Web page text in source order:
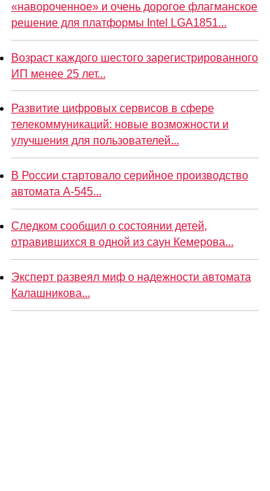
«навороченное» и очень дорогое флагманское
решение для платформы Intel LGA1851...
Возраст каждого шестого зарегистрированного
ИП менее 25 лет...
Развитие цифровых сервисов в сфере
телекоммуникаций: новые возможности и
улучшения для пользователей...
В России стартовало серийное производство
автомата А-545...
Следком сообщил о состоянии детей,
отравившихся в одной из саун Кемерова...
Эксперт развеял миф о надежности автомата
Калашникова...